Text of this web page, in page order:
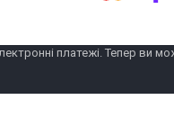
платежі. Тепер ви